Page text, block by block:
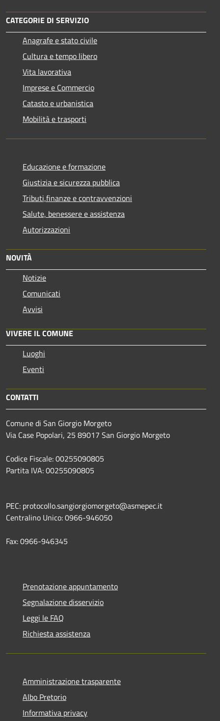
CATEGORIE DI SERVIZIO
Anagrafe e stato civile
Cultura e tempo libero
Vita lavorativa
Imprese e Commercio
Catasto e urbanistica
Mobilità e trasporti
Educazione e formazione
Giustizia e sicurezza pubblica
Tributi,finanze e contravvenzioni
Salute, benessere e assistenza
Autorizzazioni
NOVITÀ
Notizie
Comunicati
Avvisi
VIVERE IL COMUNE
Luoghi
Eventi
CONTATTI
Comune di San Giorgio Morgeto
Via Case Popolari, 25 89017 San Giorgio Morgeto
Codice Fiscale: 00255090805
Partita IVA: 00255090805
PEC: protocollo.sangiorgiomorgeto@asmepec.it
Centralino Unico: 0966-946050
Fax: 0966-946345
Prenotazione appuntamento
Segnalazione disservizio
Leggi le FAQ
Richiesta assistenza
Amministrazione trasparente
Albo Pretorio
Informativa privacy